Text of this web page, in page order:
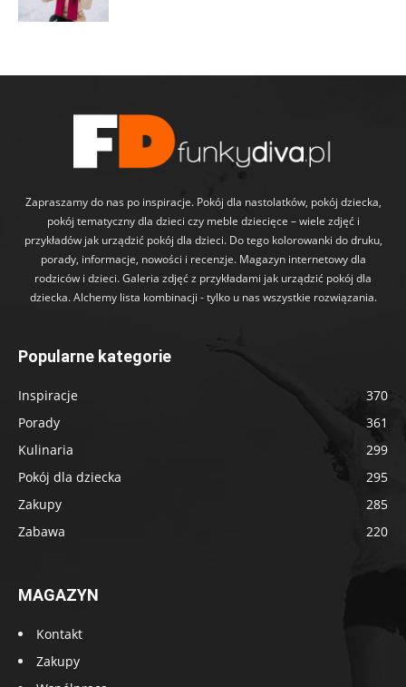
Zapraszamy do nas po inspiracje. Pokój dla nastolatków, pokój dziecka,
pokój tematyczny dla dzieci czy meble dziecięce – wiele zdjęć i
przykładów jak urządzić pokój dla dzieci. Do tego kolorowanki do druku,
porady, informacje, nowości i recenzje. Magazyn internetowy dla
rodziców i dzieci. Galeria zdjęć z przykładami jak urządzić pokój dla
dziecka. Alchemy lista kombinacji - tylko u nas wszystkie rozwiązania.
Popularne kategorie
Inspiracje
370
Porady
361
Kulinaria
299
Pokój dla dziecka
295
Zakupy
285
Zabawa
220
MAGAZYN
Kontakt
Zakupy